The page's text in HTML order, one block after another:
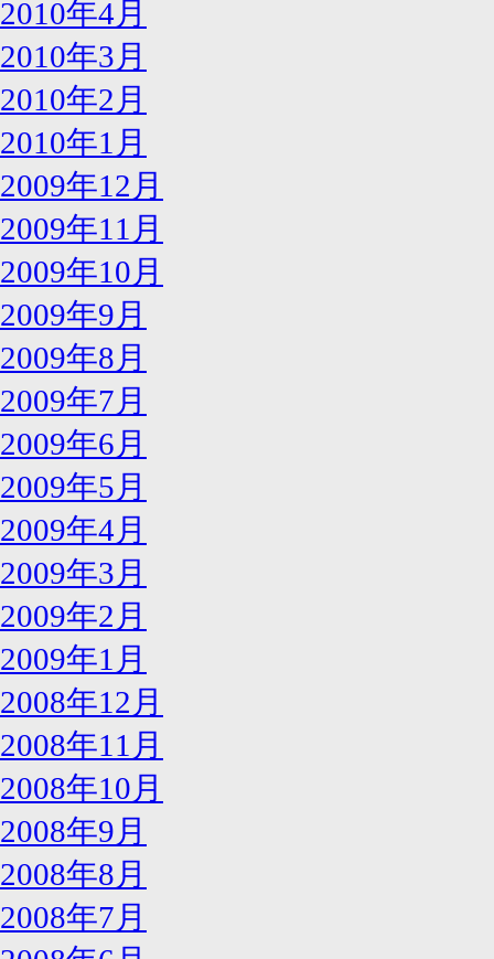
2010年4月
2010年3月
2010年2月
2010年1月
2009年12月
2009年11月
2009年10月
2009年9月
2009年8月
2009年7月
2009年6月
2009年5月
2009年4月
2009年3月
2009年2月
2009年1月
2008年12月
2008年11月
2008年10月
2008年9月
2008年8月
2008年7月